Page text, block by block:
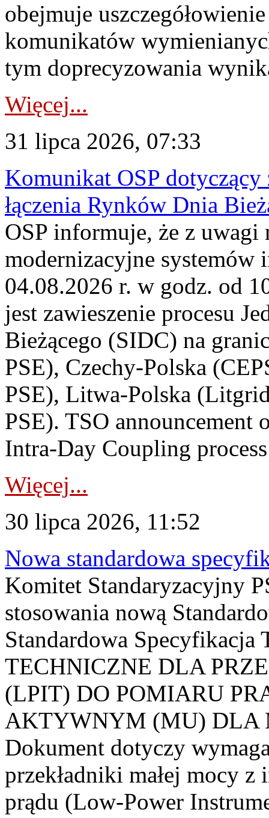
obejmuje
komunikatów
tym doprecyzowania
Więcej...
31 lipca 2026, 07:33
Komunikat OSP dotyczący
łączenia Rynków Dnia
OSP informuje, że z uwagi
modernizacyjne
04.08.2026 r. w godz. od
jest zawieszenie procesu
Bieżącego (SIDC) na
PSE), Czechy-Polska
PSE), Litwa-Polska
PSE). TSO announcement
Intra-Day Coupling
Więcej...
30 lipca 2026, 11:52
Nowa standardowa
Komitet Standaryzacyjny
stosowania nową
Standardowa
TECHNICZNE DLA
(LPIT) DO POMIARU
AKTYWNYM (MU) DLA
Dokument dotyczy
przekładniki małej mocy
prądu (Low-Power